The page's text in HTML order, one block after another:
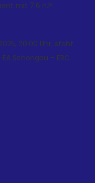
mit 7:6 n.P.
20:00 Uhr, steht
Schongau – ERC